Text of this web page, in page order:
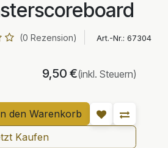
(0 Rezension) Art.-Nr.: 67304
den Warenkorb
9,50 €(inkl. Steuern)
Kaufen